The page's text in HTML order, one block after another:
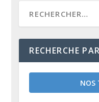
RECHERCHE
NOS